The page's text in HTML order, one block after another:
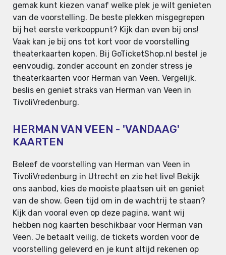
gemak kunt kiezen vanaf welke plek je wilt genieten
van de voorstelling. De beste plekken misgegrepen
bij het eerste verkooppunt? Kijk dan even bij ons!
Vaak kan je bij ons tot kort voor de voorstelling
theaterkaarten kopen. Bij GoTicketShop.nl bestel je
eenvoudig, zonder account en zonder stress je
theaterkaarten voor Herman van Veen. Vergelijk,
beslis en geniet straks van Herman van Veen in
TivoliVredenburg.
HERMAN VAN VEEN - 'VANDAAG'
KAARTEN
Beleef de voorstelling van Herman van Veen in
TivoliVredenburg in Utrecht en zie het live! Bekijk
ons aanbod, kies de mooiste plaatsen uit en geniet
van de show. Geen tijd om in de wachtrij te staan?
Kijk dan vooral even op deze pagina, want wij
hebben nog kaarten beschikbaar voor Herman van
Veen. Je betaalt veilig, de tickets worden voor de
voorstelling geleverd en je kunt altijd rekenen op